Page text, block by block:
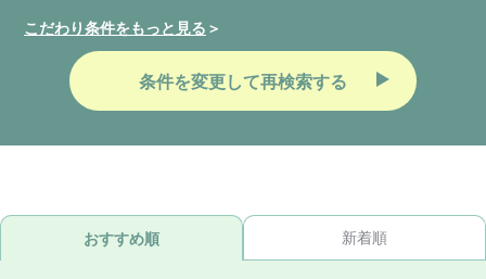
こだわり条件をもっと見る
条件を変更して再検索する
おすすめ順 新着順